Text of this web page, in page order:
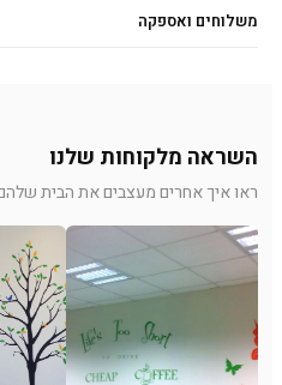
משלוחים ואספקה
השראה מלקוחות שלנו
ראו איך אחרים מעצבים את הבית